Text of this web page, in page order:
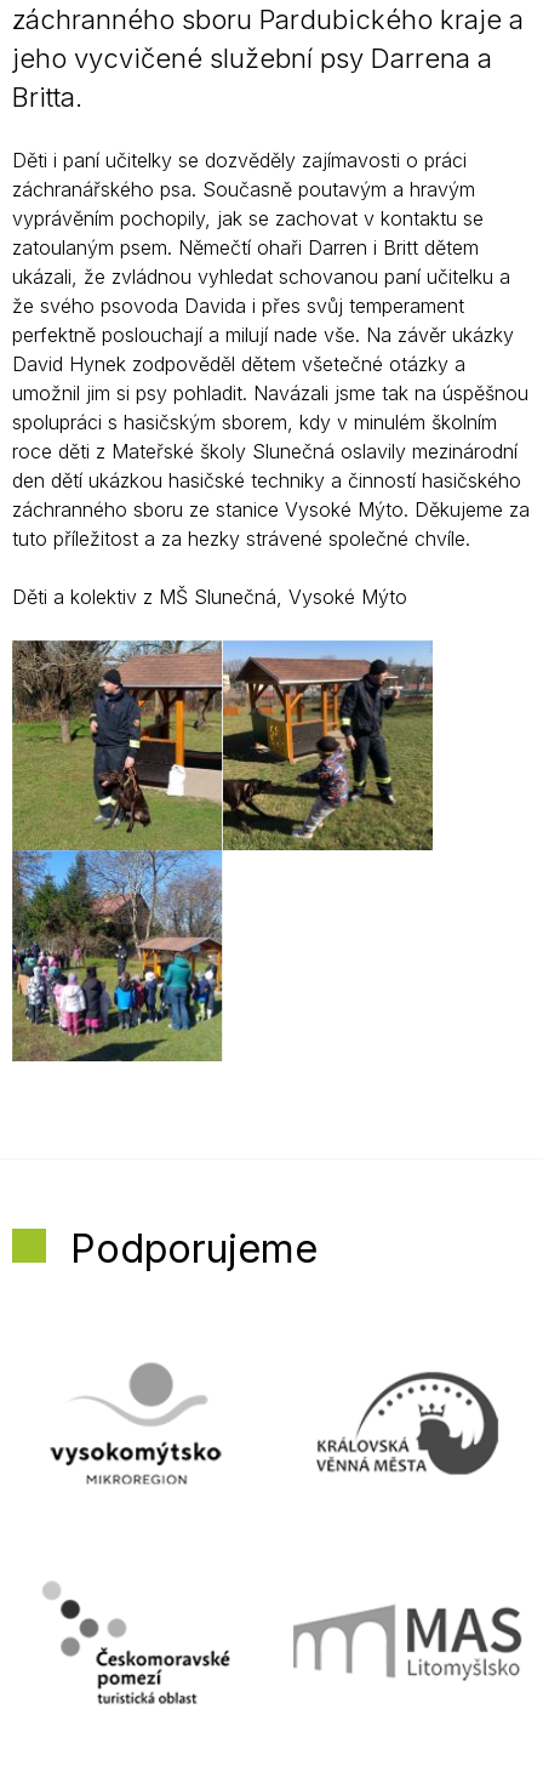
záchranného sboru Pardubického kraje a
jeho vycvičené služební psy Darrena a
Britta.
Děti i paní učitelky se dozvěděly zajímavosti o práci
záchranářského psa. Současně poutavým a hravým
vyprávěním pochopily, jak se zachovat v kontaktu se
zatoulaným psem. Němečtí ohaři Darren i Britt dětem
ukázali, že zvládnou vyhledat schovanou paní učitelku a
že svého psovoda Davida i přes svůj temperament
perfektně poslouchají a milují nade vše. Na závěr ukázky
David Hynek zodpověděl dětem všetečné otázky a
umožnil jim si psy pohladit. Navázali jsme tak na úspěšnou
spolupráci s hasičským sborem, kdy v minulém školním
roce děti z Mateřské školy Slunečná oslavily mezinárodní
den dětí ukázkou hasičské techniky a činností hasičského
záchranného sboru ze stanice Vysoké Mýto. Děkujeme za
tuto příležitost a za hezky strávené společné chvíle.
Děti a kolektiv z MŠ Slunečná, Vysoké Mýto
Podporujeme